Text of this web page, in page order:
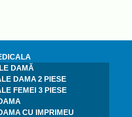
DAMĂ
DAMA 2 PIESE
FEMEI 3 PIESE
CU IMPRIMEU